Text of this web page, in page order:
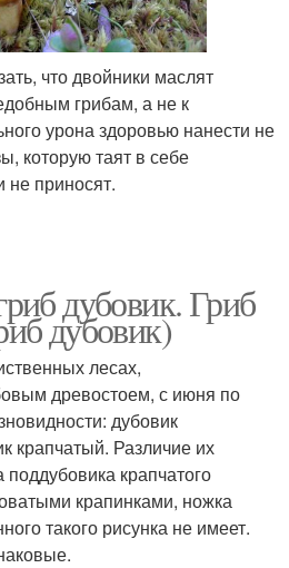
что двойники маслят
грибам, а не к
урона здоровью нанести не
которую таят в себе
не приносят.
дубовик. Гриб
дубовик)
лесах,
древостоем, с июня по
дубовик
крапчатый. Различие их
крапчатого
крапинками, ножка
такого рисунка не имеет.